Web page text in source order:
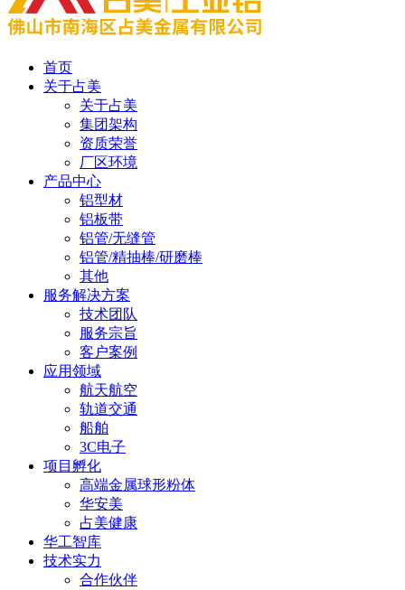
首页
关于占美
关于占美
集团架构
资质荣誉
厂区环境
产品中心
铝型材
铝板带
铝管/无缝管
铝管/精抽棒/研磨棒
其他
服务解决方案
技术团队
服务宗旨
客户案例
应用领域
航天航空
轨道交通
船舶
3C电子
项目孵化
高端金属球形粉体
华安美
占美健康
华工智库
技术实力
合作伙伴